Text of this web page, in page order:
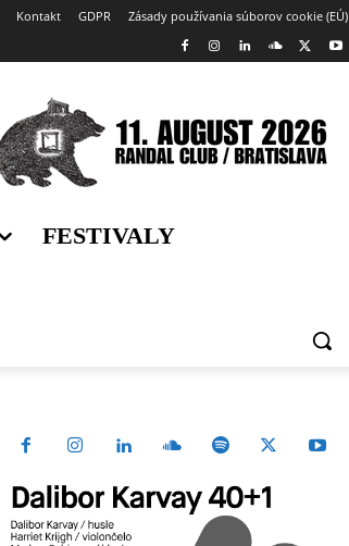
Kontakt GDPR Zásady používania súborov cookie (EÚ)
FESTIVALY